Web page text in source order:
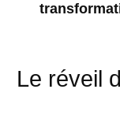
Le réveil